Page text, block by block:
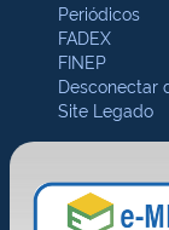
Periódicos
FADEX
FINEP
Desconectar
Site Legado